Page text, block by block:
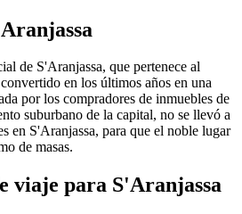
de S'Aranjassa, que pertenece al
en los últimos años en una
por los compradores de inmuebles de
suburbano de la capital, no se llevó a
en S'Aranjassa, para que el noble lugar
de masas.
viaje para S'Aranjassa